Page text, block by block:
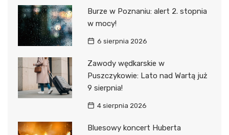
Burze w Poznaniu: alert 2. stopnia
w mocy!
6 sierpnia 2026
Zawody wędkarskie w
Puszczykowie: Lato nad Wartą już
9 sierpnia!
4 sierpnia 2026
Bluesowy koncert Huberta